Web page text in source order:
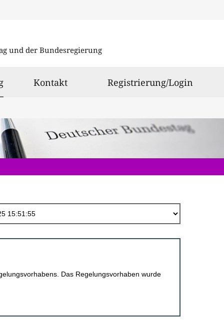
und der Bundesregierung
ausgewählt
Kontakt Registrierung/Login
Das Regelungsvorhaben wurde